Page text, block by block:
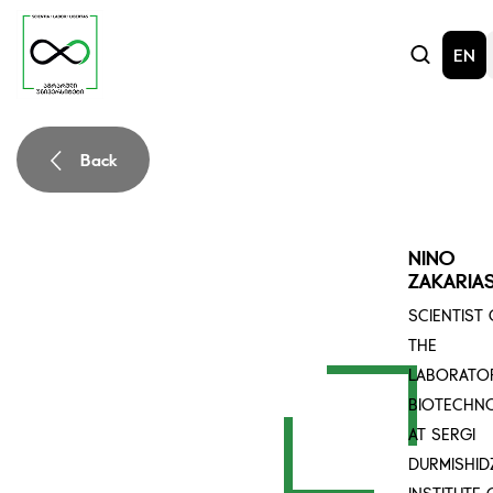
EN
Back
NINO
SCIENTIST
THE
AT SERGI